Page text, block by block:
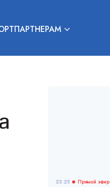
ПАРТНЕРАМ
23:25 Прямой эфир